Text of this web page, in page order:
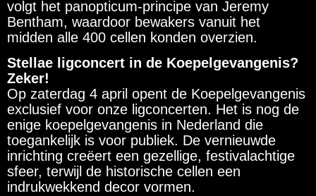
volgt het panopticum-principe van Jeremy
Bentham, waardoor bewakers vanuit het
midden alle 400 cellen konden overzien.
Stellae ligconcert in de Koepelgevangenis?
Zeker!
Op zaterdag 4 april opent de Koepelgevangenis
exclusief voor onze ligconcerten. Het is nog de
enige koepelgevangenis in Nederland die
toegankelijk is voor publiek. De vernieuwde
inrichting creëert een gezellige, festivalachtige
sfeer, terwijl de historische cellen een
indrukwekkend decor vormen.